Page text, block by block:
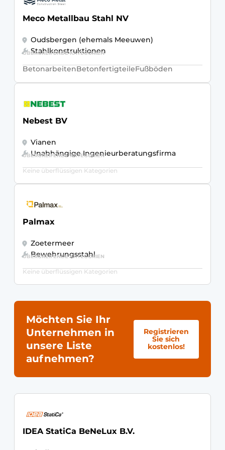
Meco Metallbau Stahl NV
Oudsbergen (ehemals Meeuwen)
Stahlkonstruktionen
ÜBERGREIFENDE KATEGORIEN
BetonarbeitenBetonfertigteileFußböden
Nebest BV
Vianen
Unabhängige Ingenieurberatungsfirma
ÜBERGREIFENDE KATEGORIEN
Keine überflüssigen Kategorien
Palmax
Zoetermeer
Bewehrungsstahl
ÜBERGREIFENDE KATEGORIEN
Keine überflüssigen Kategorien
Möchten Sie Ihr
Unternehmen in
unsere Liste
aufnehmen?
Registrieren
Sie sich
kostenlos!
IDEA StatiCa BeNeLux B.V.